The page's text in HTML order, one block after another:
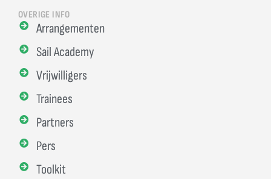
OVERIGE INFO
Arrangementen
Sail Academy
Vrijwilligers
Trainees
Partners
Pers
Toolkit